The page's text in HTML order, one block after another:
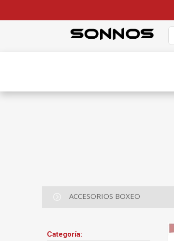
ACCESORIOS BOXEO
Categoría: